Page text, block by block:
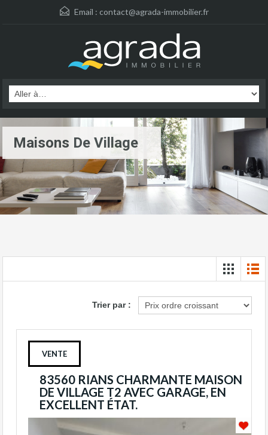
Email : contact@agrada-immobilier.fr
Maisons De Village
Trier par :
VENTE
83560 RIANS CHARMANTE MAISON
DE VILLAGE T2 AVEC GARAGE, EN
EXCELLENT ÉTAT.